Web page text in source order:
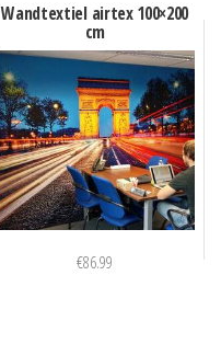
Wandtextiel airtex 100×200
cm
€86.99